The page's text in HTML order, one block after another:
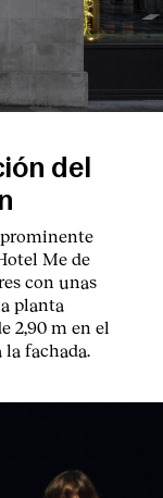
del
Me de
con unas
planta
2,90 m en el
fachada.